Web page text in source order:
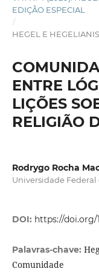
EDIÇÃO ESPECIAL
/
HEGEL E
ENTRE
LIÇÕES
RELIGIÃO
Rodrygo Rocha
Universidade Federal
DOI: https://doi.org/
Palavras-chave:
Comunidade